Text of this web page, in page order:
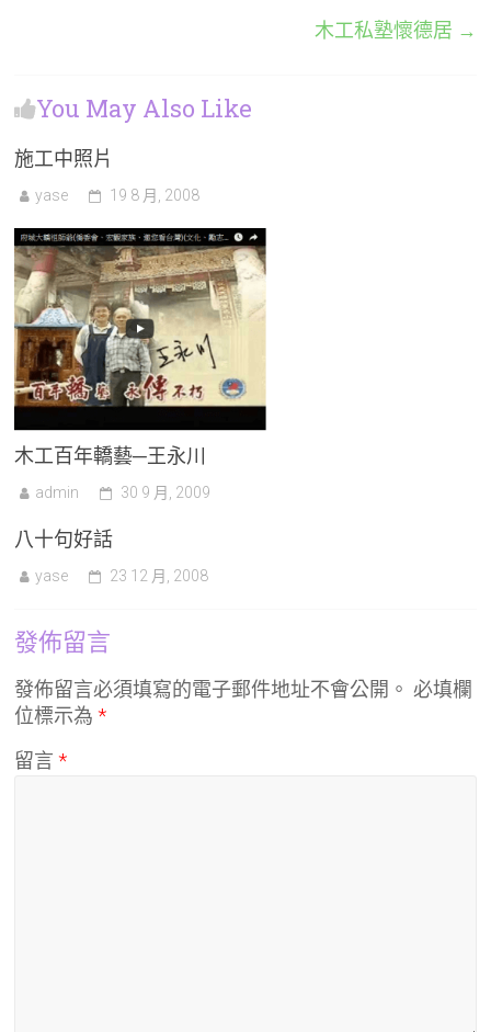
木工私塾懷德居 →
You May Also Like
施工中照片
yase 19 8 月, 2008
木工百年轎藝─王永川
admin 30 9 月, 2009
八十句好話
yase 23 12 月, 2008
發佈留言
發佈留言必須填寫的電子郵件地址不會公開。 必填欄
位標示為*
留言*